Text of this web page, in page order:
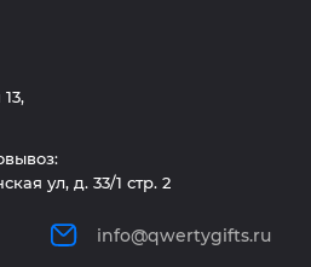
ул, д. 33/1 стр. 2
info@qwertygifts.ru